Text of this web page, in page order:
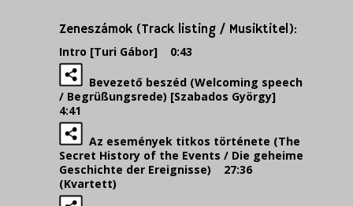
Zeneszámok (Track listing / Musiktitel):
Intro [Turi Gábor] 0:43
Bevezető beszéd (Welcoming speech
/ Begrüßungsrede) [Szabados György]
4:41
Az események titkos története (The
Secret History of the Events / Die geheime
Geschichte der Ereignisse) 27:36
(Kvartett)